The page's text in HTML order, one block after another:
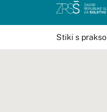
Stiki s prakso